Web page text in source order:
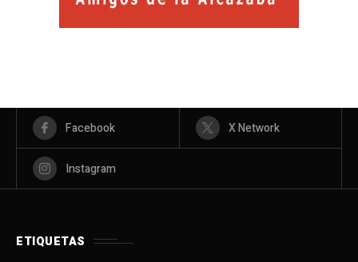
Facebook X Network
Instagram
ETIQUETAS